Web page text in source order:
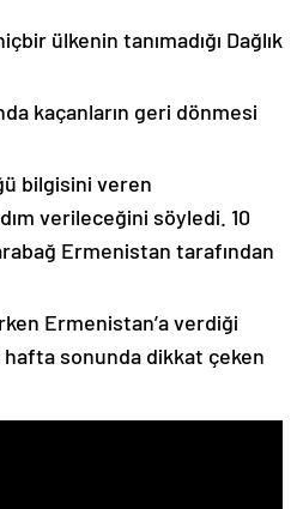
ülkenin tanımadığı Dağlık
kaçanların geri dönmesi
bilgisini veren
verileceğini söyledi. 10
Ermenistan tarafından
Ermenistan’a verdiği
hafta sonunda dikkat çeken